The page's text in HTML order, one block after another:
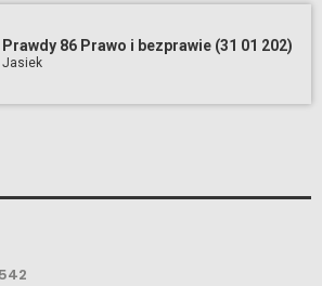
86 Prawo i bezprawie (31 01 202)
Jasiek